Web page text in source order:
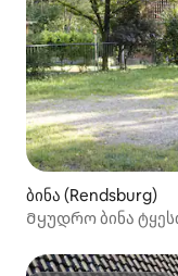
ბინა (Rendsburg)
Მყუდრო ბინა